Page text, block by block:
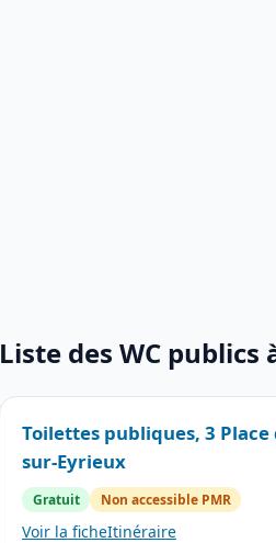
Liste des WC
Toilettes publiques, 3 Place
sur-Eyrieux
Gratuit Non accessible PMR
Voir la ficheItinéraire